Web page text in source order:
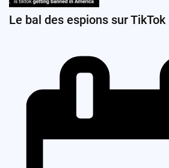
Le bal des espions sur TikTok